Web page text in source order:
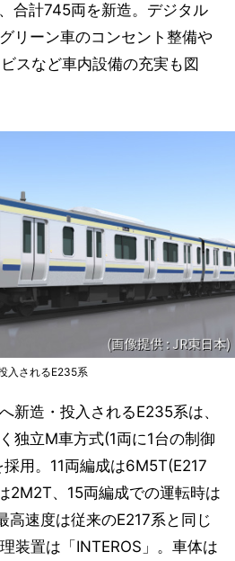
合計745両を新造。デジタル
リーン車のコンセント整備や
スなど車内設備の充実も図
入されるE235系
新造・投入されるE235系は、
独立M車方式(1両に1台の制御
用。11両編成は6M5T(E217
2M2T、15両編成での運転時は
高速度は従来のE217系と同じ
装置は「INTEROS」。車体は